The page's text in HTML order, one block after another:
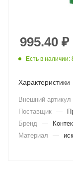
995.40 ₽
Есть в наличии:
Характеристики
Внешний артикул
Поставщик —
Бренд
—
Материал
—